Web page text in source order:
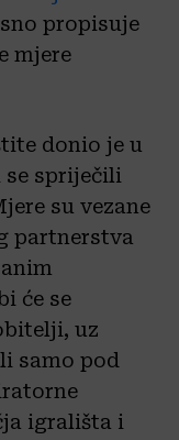
propisuje
mjere
donio je u
se spriječili
su vezane
partnerstva
će se
uz
samo pod
igrališta i